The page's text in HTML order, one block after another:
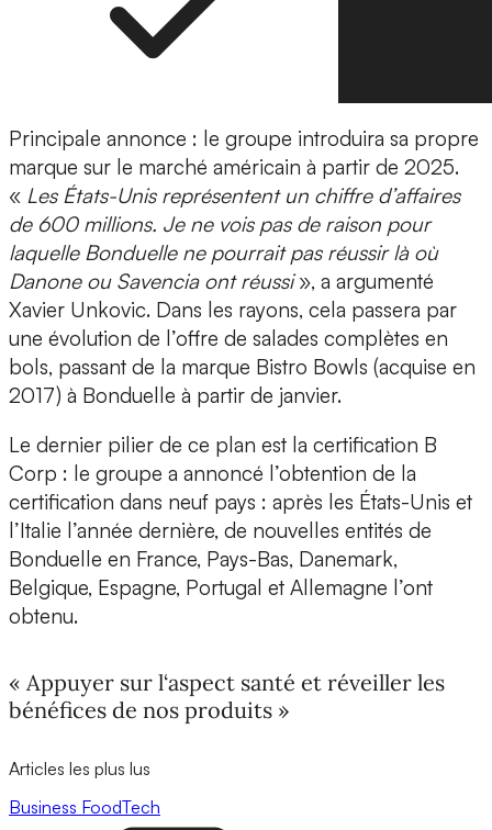
Principale annonce : le groupe introduira sa propre
marque sur le marché américain à partir de 2025.
« Les États-Unis représentent un chiffre d’affaires
de 600 millions. Je ne vois pas de raison pour
laquelle Bonduelle ne pourrait pas réussir là où
Danone ou Savencia ont réussi», a argumenté
Xavier Unkovic. Dans les rayons, cela passera par
une évolution de l’offre de salades complètes en
bols, passant de la marque Bistro Bowls (acquise en
2017) à Bonduelle à partir de janvier.
Le dernier pilier de ce plan est la certification B
Corp : le groupe a annoncé l’obtention de la
certification dans neuf pays : après les États-Unis et
l’Italie l’année dernière, de nouvelles entités de
Bonduelle en France, Pays-Bas, Danemark,
Belgique, Espagne, Portugal et Allemagne l’ont
obtenu.
« Appuyer sur l‘aspect santé et réveiller les
bénéfices de nos produits »
Articles les plus lus
Business FoodTech